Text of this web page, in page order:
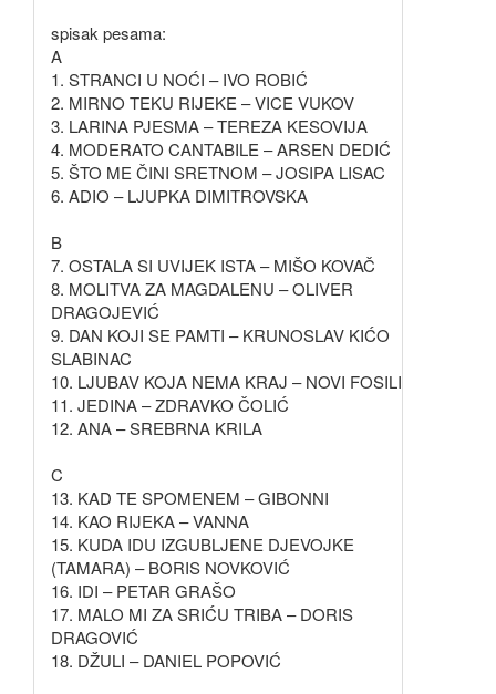
spisak pesama:
A
1. STRANCI U NOĆI – IVO ROBIĆ
2. MIRNO TEKU RIJEKE – VICE VUKOV
3. LARINA PJESMA – TEREZA KESOVIJA
4. MODERATO CANTABILE – ARSEN DEDIĆ
5. ŠTO ME ČINI SRETNOM – JOSIPA LISAC
6. ADIO – LJUPKA DIMITROVSKA
B
7. OSTALA SI UVIJEK ISTA – MIŠO KOVAČ
8. MOLITVA ZA MAGDALENU – OLIVER
DRAGOJEVIĆ
9. DAN KOJI SE PAMTI – KRUNOSLAV KIĆO
SLABINAC
10. LJUBAV KOJA NEMA KRAJ – NOVI FOSILI
11. JEDINA – ZDRAVKO ČOLIĆ
12. ANA – SREBRNA KRILA
C
13. KAD TE SPOMENEM – GIBONNI
14. KAO RIJEKA – VANNA
15. KUDA IDU IZGUBLJENE DJEVOJKE
(TAMARA) – BORIS NOVKOVIĆ
16. IDI – PETAR GRAŠO
17. MALO MI ZA SRIĆU TRIBA – DORIS
DRAGOVIĆ
18. DŽULI – DANIEL POPOVIĆ